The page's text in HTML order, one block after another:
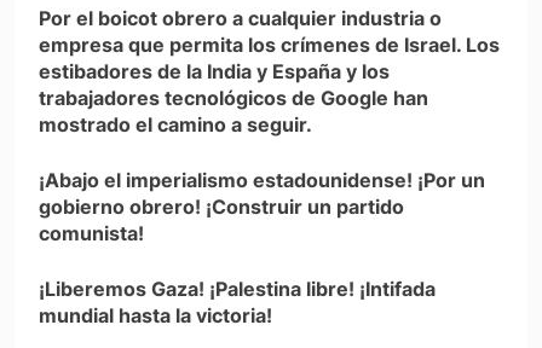
Por el boicot obrero a cualquier industria o
empresa que permita los crímenes de Israel. Los
estibadores de la India y España y los
trabajadores tecnológicos de Google han
mostrado el camino a seguir.
¡Abajo el imperialismo estadounidense! ¡Por un
gobierno obrero! ¡Construir un partido
comunista!
¡Liberemos Gaza! ¡Palestina libre! ¡Intifada
mundial hasta la victoria!